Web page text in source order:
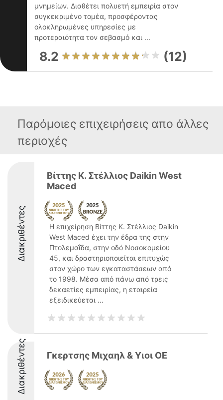
μνημείων. Διαθέτει πολυετή εμπειρία στον
συγκεκριμένο τομέα, προσφέροντας
ολοκληρωμένες υπηρεσίες με
προτεραιότητα τον σεβασμό και ...
8.2 (12)
Παρόμοιες επιχειρήσεις απο άλλες
περιοχές
Διακριθέντες
Βίττης Κ. Στέλλιος Daikin West
Maced
Η επιχείρηση Βίττης Κ. Στέλλιος Daikin
West Maced έχει την έδρα της στην
Πτολεμαΐδα, στην οδό Νοσοκομείου
45, και δραστηριοποιείται επιτυχώς
στον χώρο των εγκαταστάσεων από
το 1998. Μέσα από πάνω από τρεις
δεκαετίες εμπειρίας, η εταιρεία
εξειδικεύεται ...
Διακριθέντες Γκερτσης Μιχαηλ & Υιοι ΟΕ